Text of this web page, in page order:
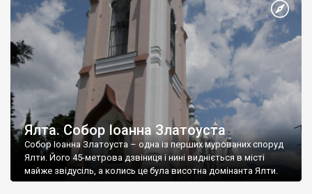
Ялта. Собор Іоанна Златоуста
Собор Іоанна Златоуста – одна із перших мурованих споруд
Ялти. Його 45-метрова дзвіниця і нині видніється в місті
майже звідусіль, а колись це була висотна домінанта Ялти.